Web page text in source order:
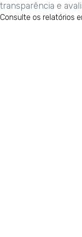
transparência e
Consulte os relatórios